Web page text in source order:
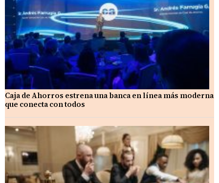
Caja de Ahorros estrena una banca en línea más moderna
que conecta con todos